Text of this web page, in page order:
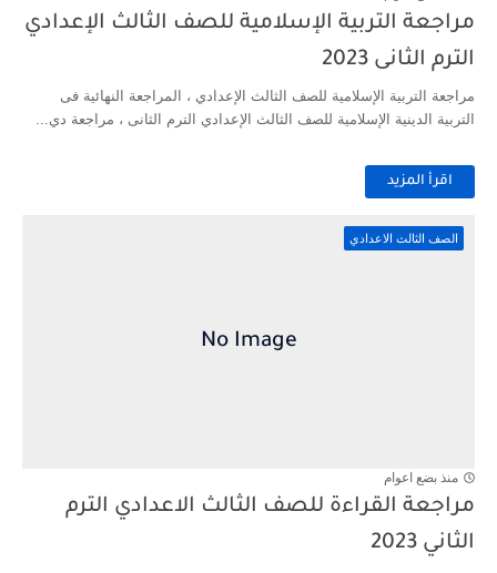
مراجعة التربية الإسلامية للصف الثالث الإعدادي
الترم الثانى 2023
مراجعة التربية الإسلامية للصف الثالث الإعدادي ، المراجعة النهائية فى
التربية الدينية الإسلامية للصف الثالث الإعدادي الترم الثانى ، مراجعة دي...
اقرأ المزيد
الصف الثالث الاعدادي
منذ بضع اعوام
مراجعة القراءة للصف الثالث الاعدادي الترم
الثاني 2023